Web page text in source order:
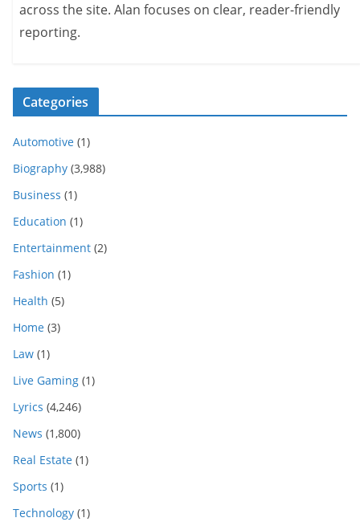
across the site. Alan focuses on clear, reader-friendly
reporting.
Categories
Automotive (1)
Biography (3,988)
Business (1)
Education (1)
Entertainment (2)
Fashion (1)
Health (5)
Home (3)
Law (1)
Live Gaming (1)
Lyrics (4,246)
News (1,800)
Real Estate (1)
Sports (1)
Technology (1)